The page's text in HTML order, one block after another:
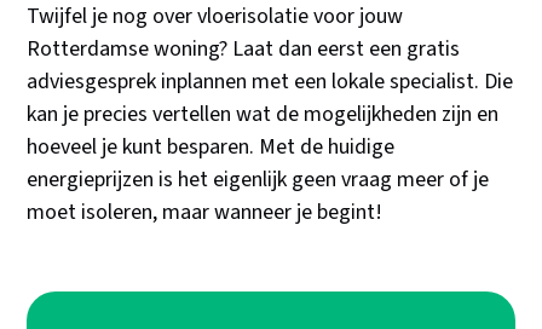
Twijfel je nog over vloerisolatie voor jouw
Rotterdamse woning? Laat dan eerst een gratis
adviesgesprek inplannen met een lokale specialist. Die
kan je precies vertellen wat de mogelijkheden zijn en
hoeveel je kunt besparen. Met de huidige
energieprijzen is het eigenlijk geen vraag meer of je
moet isoleren, maar wanneer je begint!